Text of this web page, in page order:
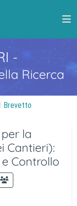
-
Ricerca
Brevetto
la
Cantieri):
Controllo